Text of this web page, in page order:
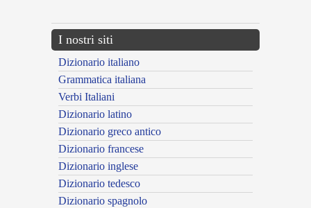
I nostri siti
Dizionario italiano
Grammatica italiana
Verbi Italiani
Dizionario latino
Dizionario greco antico
Dizionario francese
Dizionario inglese
Dizionario tedesco
Dizionario spagnolo